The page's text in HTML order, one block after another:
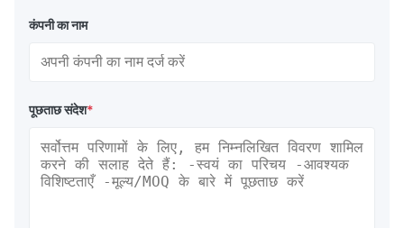
कंपनी का नाम
पूछताछ संदेश*